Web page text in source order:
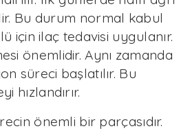
Bu durum normal kabul
için ilaç tedavisi uygulanır.
önemlidir. Aynı zamanda
süreci başlatılır. Bu
hızlandırır.
önemli bir parçasıdır.